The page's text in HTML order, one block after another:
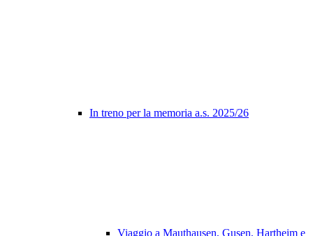
In treno per la memoria a.s. 2025/26
Viaggio a Mauthausen, Gusen, Hartheim e